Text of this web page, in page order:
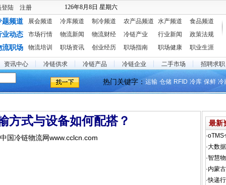
登陆 注册 126年8月8日 星期六
题频道 展会频道 冷库频道 制冷频道 农产品频道 水产频道 食品频道
业动态 市场行情 物流新闻 物流财经 冷链产业 行业新闻 政策法规
流职场 物流培训 职场资讯 创业经历 职场指南 职场健康 职业生涯
资讯中心 冷链供求 冷链产品 冷链企业 二手市场 招聘求职
热门关键字： 运输 仓储 RFID 冷库 保鲜 冷
方式与设备如何配搭？
国冷链物流网www.cclcn.com
最新